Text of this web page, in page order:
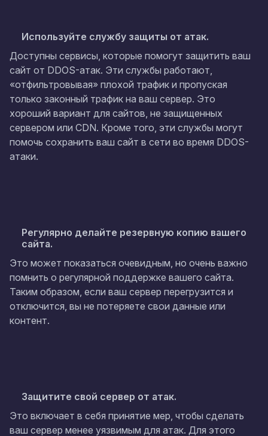
Используйте службу защиты от атак.
Доступны сервисы, которые помогут защитить ваш
сайт от DDOS-атак. Эти службы работают,
«отфильтровывая» плохой трафик и пропуская
только законный трафик на ваш сервер. Это
хороший вариант для сайтов, не защищенных
сервером или CDN. Кроме того, эти службы могут
помочь сохранить ваш сайт в сети во время DDOS-
атаки.
Регулярно делайте резервную копию вашего
сайта.
Это может показаться очевидным, но очень важно
помнить о регулярной поддержке вашего сайта.
Таким образом, если ваш сервер перегрузится и
отключится, вы не потеряете свои данные или
контент.
Защитите свой сервер от атак.
Это включает в себя принятие мер, чтобы сделать
ваш сервер менее уязвимым для атак. Для этого